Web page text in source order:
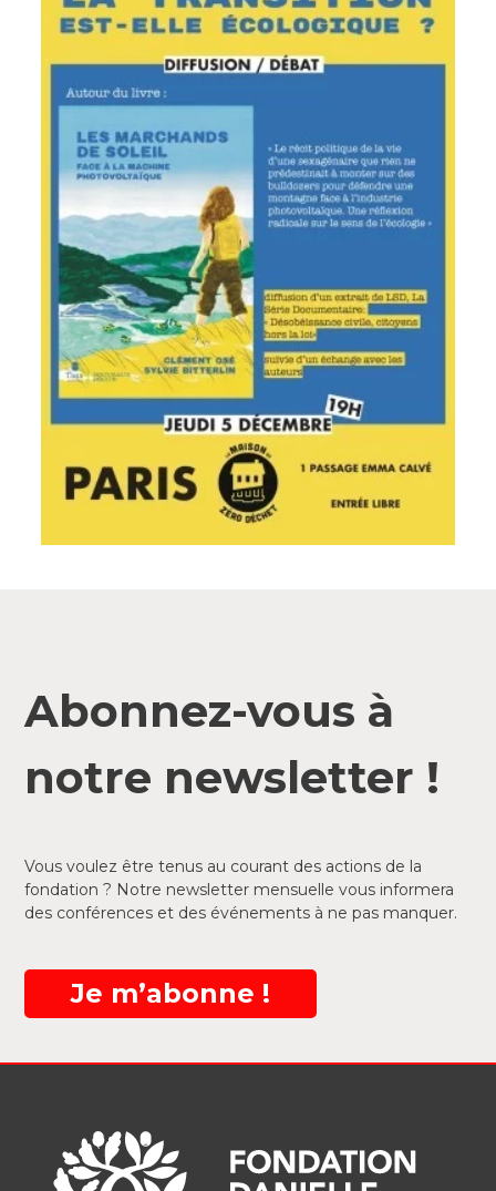
Abonnez-vous à
notre newsletter !
Vous voulez être tenus au courant des actions de la
fondation ? Notre newsletter mensuelle vous informera
des conférences et des événements à ne pas manquer.
Je m’abonne !